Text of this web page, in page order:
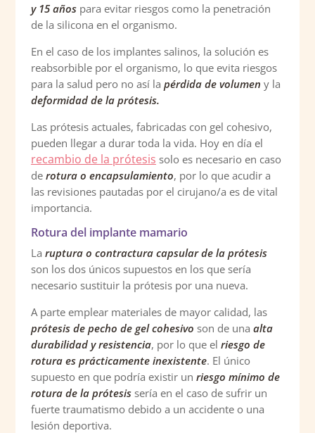
y 15 años para evitar riesgos como la penetración
de la silicona en el organismo.
En el caso de los implantes salinos, la solución es
reabsorbible por el organismo, lo que evita riesgos
para la salud pero no así la pérdida de volumen y la
deformidad de la prótesis.
Las prótesis actuales, fabricadas con gel cohesivo,
pueden llegar a durar toda la vida. Hoy en día el
recambio de la prótesis solo es necesario en caso
de rotura o encapsulamiento, por lo que acudir a
las revisiones pautadas por el cirujano/a es de vital
importancia.
Rotura del implante mamario
La ruptura o contractura capsular de la prótesis
son los dos únicos supuestos en los que sería
necesario sustituir la prótesis por una nueva.
A parte emplear materiales de mayor calidad, las
prótesis de pecho de gel cohesivo son de una alta
durabilidad y resistencia, por lo que el riesgo de
rotura es prácticamente inexistente. El único
supuesto en que podría existir un riesgo mínimo de
rotura de la prótesissería en el caso de sufrir un
fuerte traumatismo debido a un accidente o una
lesión deportiva.